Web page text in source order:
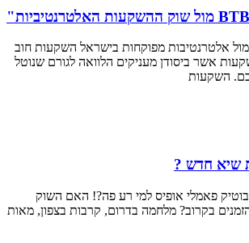
סקירת השוואת BTB מול אלטרנטיבות מפוקחות בישראל השקעות חוב
אשר ביסודן מעניקים הלוואה לגורם שנוטל
השקעות
שיא חדש ?
פאמלי אופיס למי רע פה?! האם השוק
בקרוב? מלחמה בדרום, קרבות בצפון, מאות